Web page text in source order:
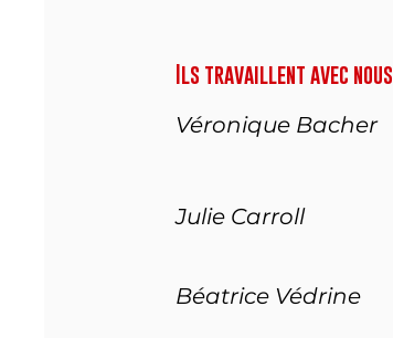
Ils travaillent avec nous
Véronique Bacher
Julie Carroll
Béatrice Védrine